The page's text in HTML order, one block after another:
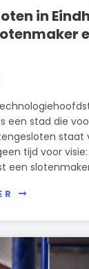
in
een stad die
staat
tijd voor
een